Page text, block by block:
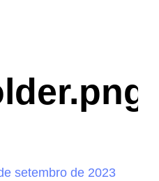
setembro de 2023